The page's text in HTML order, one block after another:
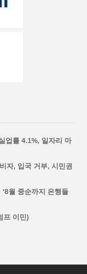
업률 4.1%, 일자리 마
자, 입국 거부, 시민권
월 중순까지 은행들
프 이민)